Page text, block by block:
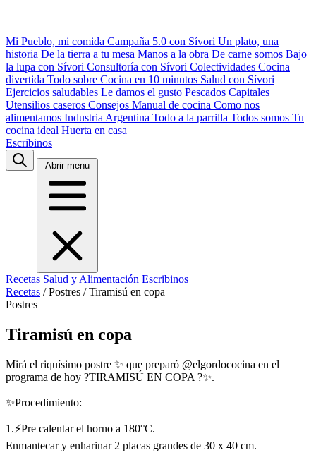
Mi Pueblo, mi comida Campaña 5.0 con Sívori Un plato, una
historia De la tierra a tu mesa Manos a la obra De carne somos Bajo
la lupa con Sívori Consultoría con Sívori Colectividades Cocina
divertida Todo sobre Cocina en 10 minutos Salud con Sívori
Ejercicios saludables Le damos el gusto Pescados Capitales
Utensilios caseros Consejos Manual de cocina Como nos
alimentamos Industria Argentina Todo a la parrilla Todos somos Tu
cocina ideal Huerta en casa
Escribinos
Abrir menu
Recetas Salud y Alimentación Escribinos
Recetas / Postres / Tiramisú en copa
Postres
Tiramisú en copa
Mirá el riquísimo postre ✨ que preparó @elgordococina en el
programa de hoy ?TIRAMISÚ EN COPA ?✨.
✨Procedimiento:
1.⚡Pre calentar el horno a 180°C.
Enmantecar y enharinar 2 placas grandes de 30 x 40 cm.